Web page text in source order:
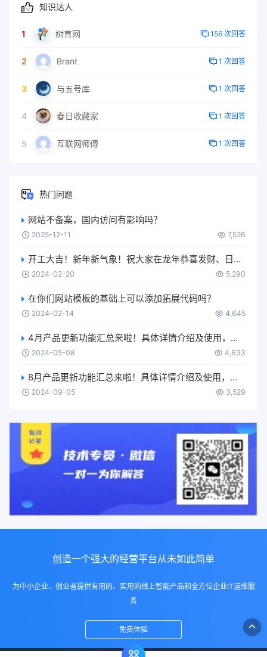
知识达人
1 树育网 156 次回答
2 Brant 1 次回答
3 与五号库 1 次回答
4 春日收藏家 1 次回答
5 互联网师傅 1 次回答
热门问题
网站不备案，国内访问有影响吗？
2025-12-11 7,526
开工大吉！新年新气象！祝大家在龙年恭喜发财、日进斗金、升职加薪、生意兴隆、身体健康、万事如意….
2024-02-20 5,290
在你们网站模板的基础上可以添加拓展代码吗？
2024-02-14 4,645
4月产品更新功能汇总来啦！具体详情介绍及使用，可移步【使用更多-产品使用手册-功能更新】进行了解~
2024-05-08 4,633
8月产品更新功能汇总来啦！具体详情介绍及使用，可移步【使用更多-产品使用手册-功能更新】进行了解~
2024-09-05 3,529
创造一个强大的经营平台从未如此简单
为中小企业、创业者提供有用的、实用的线上智能产品和全方位企业IT运维服
务
免费体验